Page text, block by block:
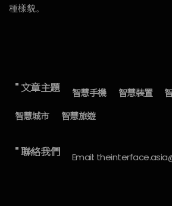
種樣貌。
" 文章主題 智慧手機 智慧裝置
智慧城市
智慧旅遊
" 聯絡我們 Email: